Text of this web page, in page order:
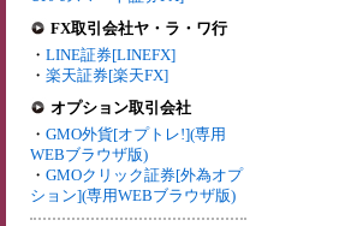
FX取引会社ヤ・ラ・ワ行
・ LINE証券[LINEFX]
・ 楽天証券[楽天FX]
オプション取引会社
・ GMO外貨[オプトレ!](専用
WEBブラウザ版)
・ GMOクリック証券[外為オプ
ション](専用WEBブラウザ版)